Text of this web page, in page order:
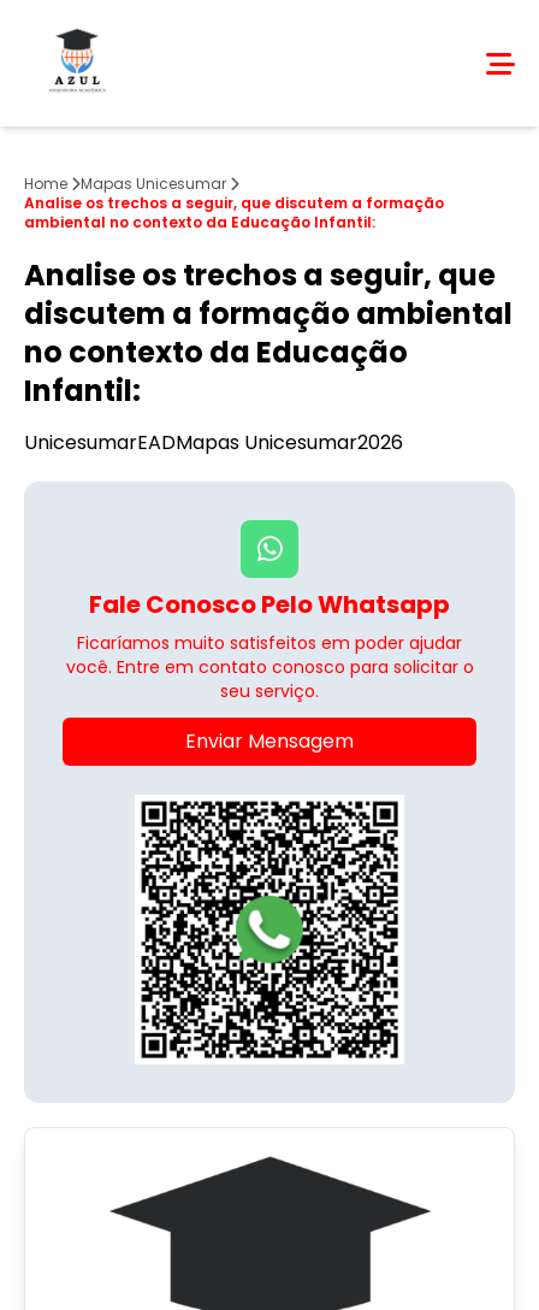
Home
Mapas Unicesumar
Analise os trechos a seguir, que discutem a formação
ambiental no contexto da Educação Infantil:
Analise os trechos a seguir, que
discutem a formação ambiental
no contexto da Educação
Infantil:
UnicesumarEADMapas Unicesumar2026
Fale Conosco Pelo Whatsapp
Ficaríamos muito satisfeitos em poder ajudar
você. Entre em contato conosco para solicitar o
seu serviço.
Enviar Mensagem